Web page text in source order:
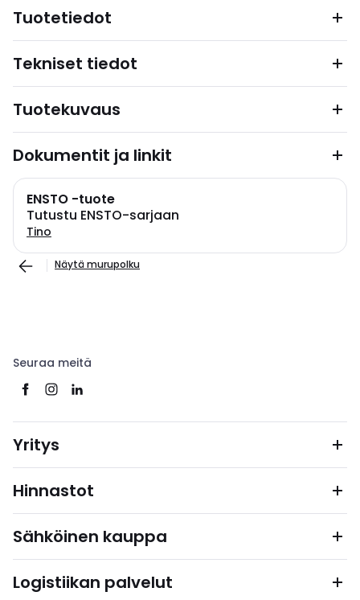
Tuotetiedot
Tekniset tiedot
Tuotekuvaus
Dokumentit ja linkit
ENSTO -tuote
Tutustu ENSTO-sarjaan
Tino
Näytä murupolku
Seuraa meitä
Yritys
Hinnastot
Sähköinen kauppa
Logistiikan palvelut